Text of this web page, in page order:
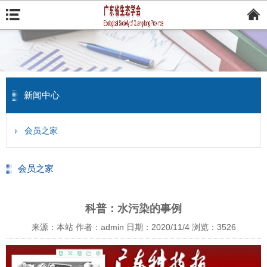
新闻中心
会员之家
会员之家
科普：水污染的事例
来源：本站 作者：admin 日期：2020/11/4 浏览： 3526